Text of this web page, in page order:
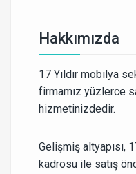
Hakkımızda
17 Yıldır mobilya
firmamız yüzlerce
hizmetinizdedir.
Gelişmiş altyapısı,
kadrosu ile satış